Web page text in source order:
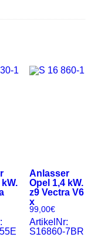
Anlasser
Opel 1,4 kW.
z9 Vectra V6
x
99,00€
ArtikelNr:
S16860-7BR